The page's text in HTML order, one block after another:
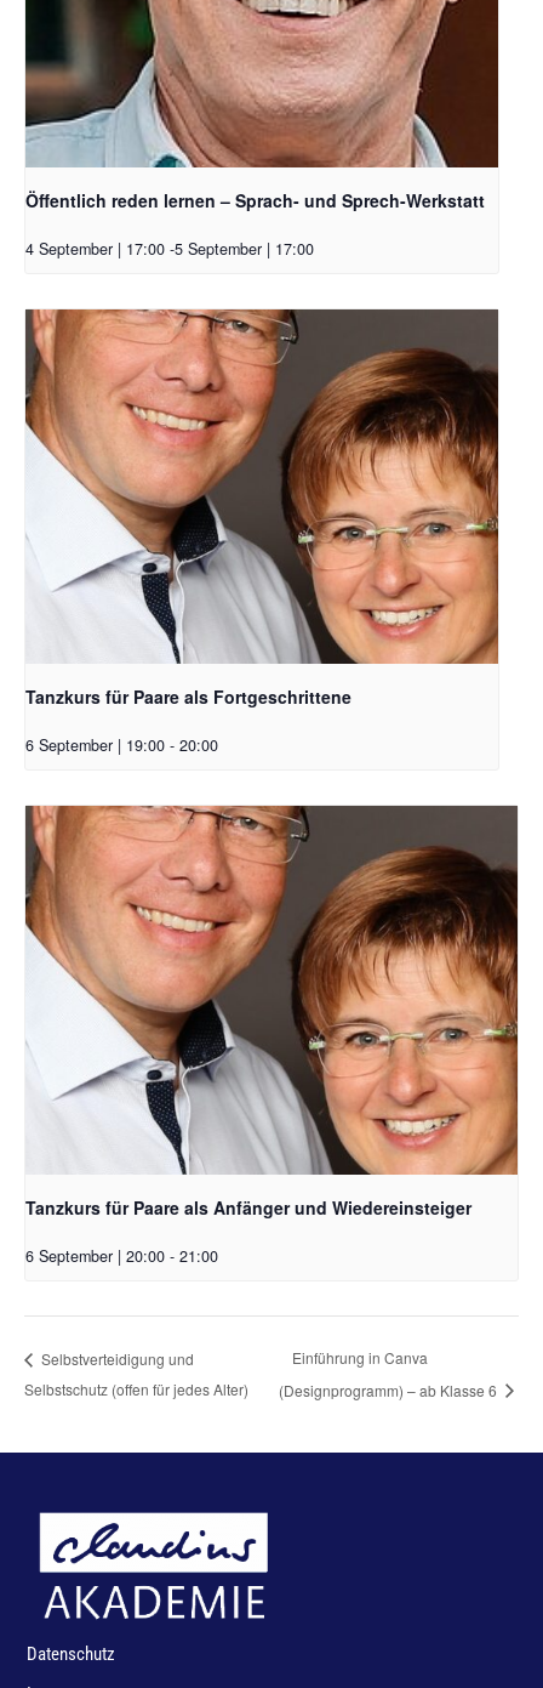
Öffentlich reden lernen – Sprach- und Sprech-Werkstatt
4 September | 17:00 -5 September | 17:00
Tanzkurs für Paare als Fortgeschrittene
6 September | 19:00 - 20:00
Tanzkurs für Paare als Anfänger und Wiedereinsteiger
6 September | 20:00 - 21:00
Selbstverteidigung und
Selbstschutz (offen für jedes Alter)
Einführung in Canva
(Designprogramm) – ab Klasse 6
Datenschutz